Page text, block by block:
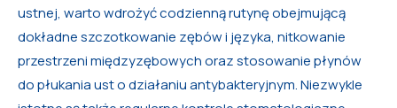
ustnej, warto wdrożyć codzienną rutynę obejmującą
dokładne szczotkowanie zębów i języka, nitkowanie
przestrzeni międzyzębowych oraz stosowanie płynów
do płukania ust o działaniu antybakteryjnym. Niezwykle